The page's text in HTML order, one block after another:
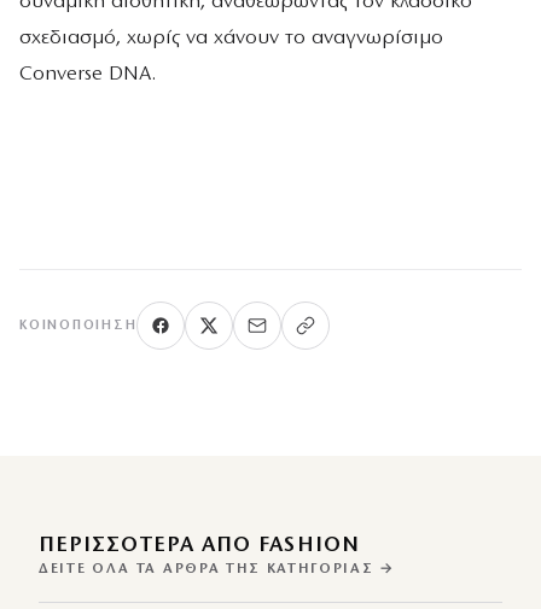
σχεδιασμό, χωρίς να χάνουν το αναγνωρίσιμο
Converse DNA.
ΚΟΙΝΟΠΟΊΗΣΗ
ΠΕΡΙΣΣΌΤΕΡΑ ΑΠΌ FASHION
ΔΕΊΤΕ ΌΛΑ ΤΑ ΆΡΘΡΑ ΤΗΣ ΚΑΤΗΓΟΡΊΑΣ →